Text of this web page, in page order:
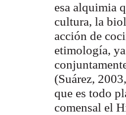
esa alquimia
cultura, la
acción de
etimología,
(Suárez,
que es todo
comensal el